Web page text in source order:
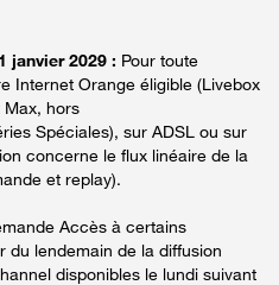
janvier 2029 : Pour toute
Internet Orange éligible (Livebox
Max, hors
Spéciales), sur ADSL ou sur
concerne le flux linéaire de la
et replay).
Accès à certains
du lendemain de la diffusion
disponibles le lundi suivant